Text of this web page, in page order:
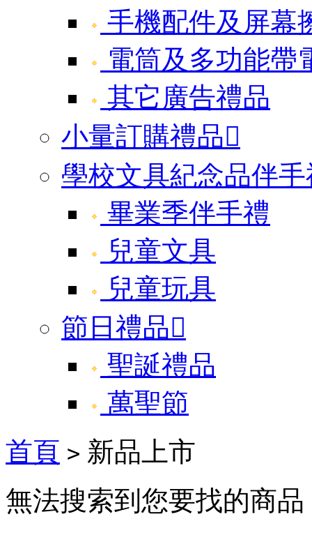
手機配件及屏幕
電筒及多功能帶
其它廣告禮品
小量訂購禮品
學校文具紀念品伴手
畢業季伴手禮
兒童文具
兒童玩具
節日禮品
聖誕禮品
萬聖節
首頁 > 新品上市
無法搜索到您要找的商品